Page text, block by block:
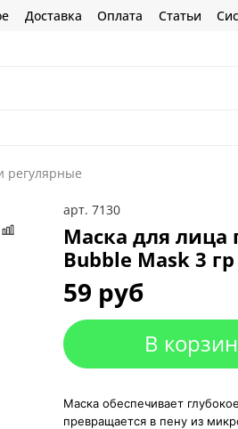
Доставка Оплата Статьи
регулярные
арт. 7130
Маска для лица
Bubble Mask 3 гр
59 руб
В
Маска обеспечивает
превращается в пену из